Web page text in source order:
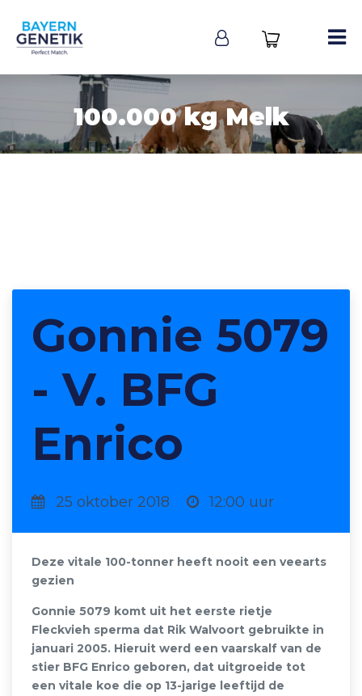
100.000 kg Melk
Gonnie 5079
- V. BFG
Enrico
25 oktober 2018 12:00 uur
Deze vitale 100-tonner heeft nooit een veearts
gezien
Gonnie 5079 komt uit het eerste rietje
Fleckvieh sperma dat Rik Walvoort gebruikte in
januari 2005. Hieruit werd een vaarskalf van de
stier BFG Enrico geboren, dat uitgroeide tot
een vitale koe die op 13-jarige leeftijd de